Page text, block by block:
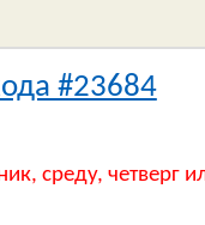
#23684
среду, четверг